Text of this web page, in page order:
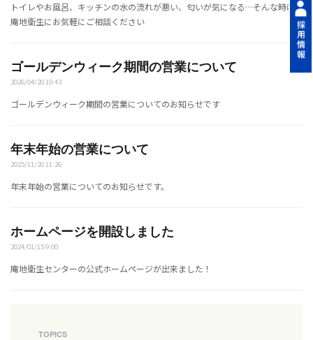
トイレやお風呂、キッチンの水の流れが悪い、匂いが気になる…そんな時は
庵地衛生にお気軽にご相談ください
ゴールデンウィーク期間の営業について
2026/04/20 10:43
ゴールデンウィーク期間の営業についてのお知らせです
年末年始の営業について
2025/11/20 11:26
年末年始の営業についてのお知らせです。
ホームページを開設しました
2024/01/15 9:00
庵地衛生センターの公式ホームページが出来ました！
TOPICS